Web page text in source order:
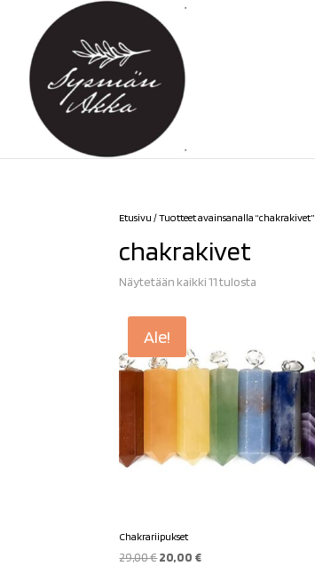
Etusivu / Tuotteet avainsanalla “chakrakivet”
chakrakivet
Näytetään kaikki 11 tulosta
Ale!
Chakrariipukset
29,00€Alkuperäinen
20,00 €Nykyinen